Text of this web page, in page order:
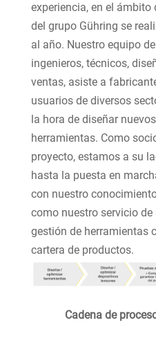
experiencia, en el ámbito
del grupo Gühring se
al año. Nuestro equipo
ingenieros, técnicos,
ventas, asiste a
usuarios de diversos
la hora de diseñar
herramientas. Como
proyecto, estamos a su
hasta la puesta en
con nuestro
como nuestro servicio
gestión de herramientas
cartera de productos.
Cadena de